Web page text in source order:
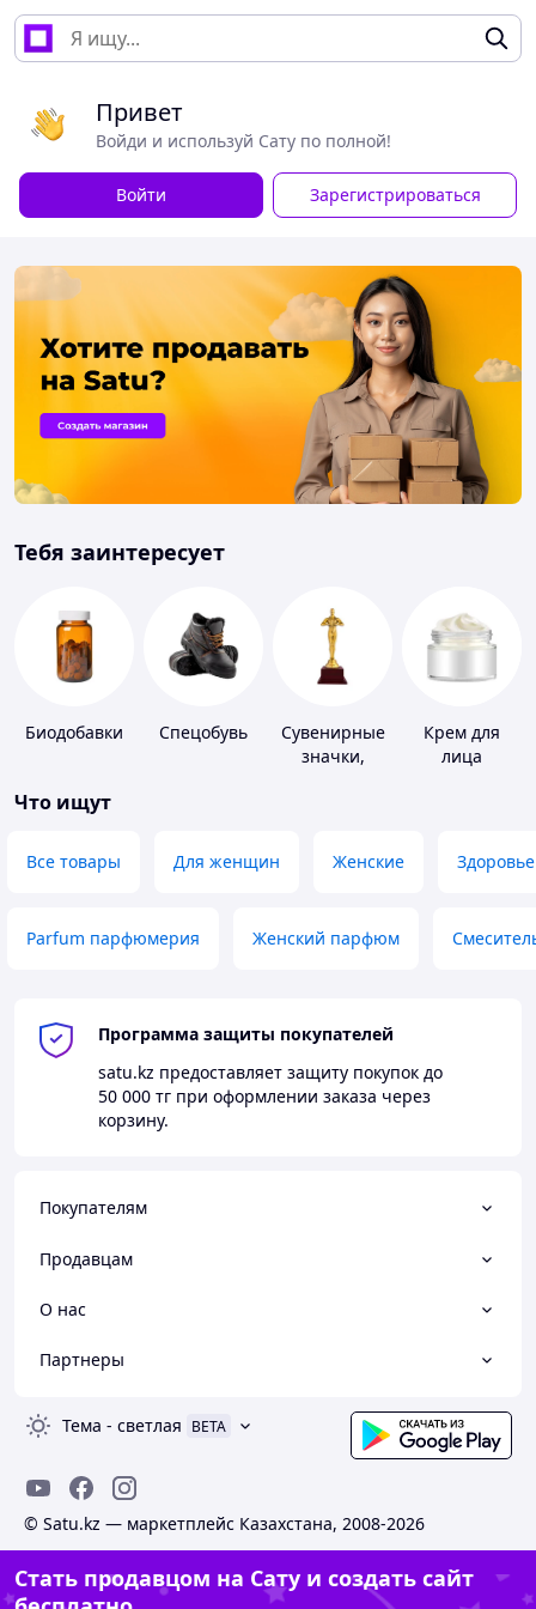
Привет
Войди и используй Сату по полной!
Войти Зарегистрироваться
Тебя заинтересует
Биодобавки Спецобувь
Сувенирные
значки,
Крем для
лица
Что ищут
Все товары Для женщин Женские Здоровье
Parfum парфюмерия Женский парфюм
Программа защиты покупателей
satu.kz предоставляет защиту покупок до
50 000 тг при оформлении заказа через
корзину.
Покупателям
Продавцам
О нас
Партнеры
Тема - светлая BETA
© Satu.kz — маркетплейс Казахстана, 2008-2026
Стать продавцом на Сату и создать сайт